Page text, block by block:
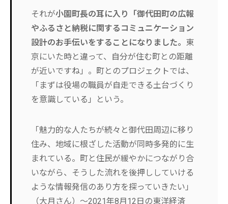
それが小園町長の耳に入り「御代田町の広報
やふるさと納税に関するコミュニケーション
設計のお手伝いをすることになりました。 東
京にいた時と違って、自分が住む町との距離
が近いですね」。町とのプロジェクトでは、
「まずは役場の職員が自走できる土台づくり
を意識している」という。
「魅力的な人たちが続々と御代田周辺に移り
住み、地域に根ざした活動が同時多発的に生
まれている。町と住民が緩やかにつながり合
いながら、そうした流れを後押ししていける
ような情報発信のあり方を探っていきたい」
（大月さん）～2021年8月12日の東洋経済